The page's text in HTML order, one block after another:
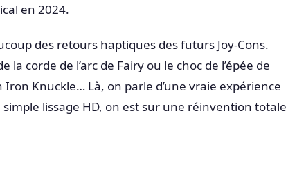
en 2024.
des retours haptiques des futurs Joy-Cons.
corde de l’arc de Fairy ou le choc de l’épée de
Iron Knuckle… Là, on parle d’une vraie expérience
simple lissage HD, on est sur une réinvention totale